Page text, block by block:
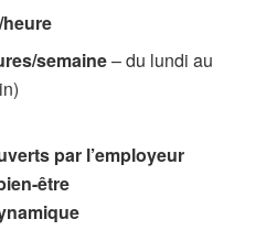
heure
semaine– du lundi au
par l’employeur
être